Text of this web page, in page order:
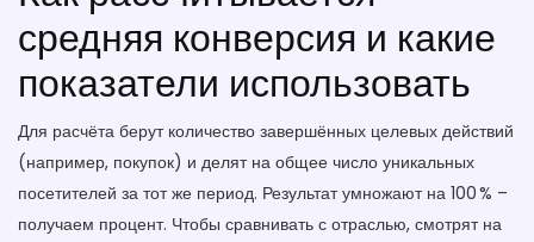
средняя конверсия и какие
показатели использовать
Для расчёта берут количество завершённых целевых действий
(например, покупок) и делят на общее число уникальных
посетителей за тот же период. Результат умножают на 100 % –
получаем процент. Чтобы сравнивать с отраслью, смотрят на